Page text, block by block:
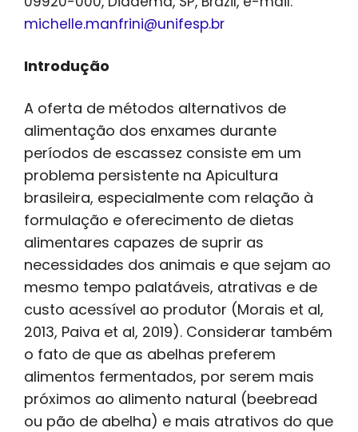
michelle.manfrini@unifesp.br
Introdução
A oferta de métodos alternativos de
alimentação dos enxames durante
períodos de escassez consiste em um
problema persistente na Apicultura
brasileira, especialmente com relação à
formulação e oferecimento de dietas
alimentares capazes de suprir as
necessidades dos animais e que sejam ao
mesmo tempo palatáveis, atrativas e de
custo acessível ao produtor (Morais et al,
2013, Paiva et al, 2019). Considerar também
o fato de que as abelhas preferem
alimentos fermentados, por serem mais
próximos ao alimento natural (beebread
ou pão de abelha) e mais atrativos do que